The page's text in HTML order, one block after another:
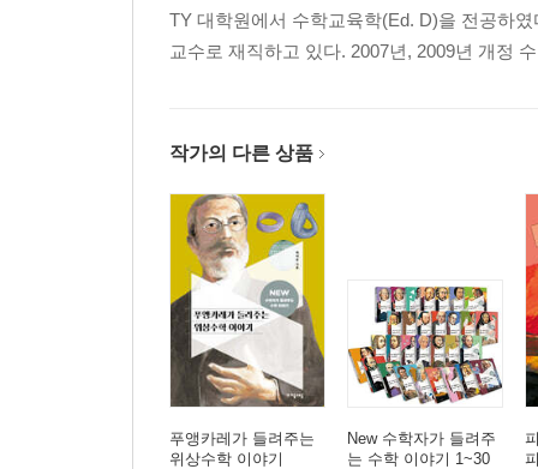
TY 대학원에서 수학교육학(Ed. D)을 전공하
교수로 재직하고 있다. 2007년, 2009년 개정
작가의 다른 상품
푸앵카레가 들려주는
위상수학 이야기
New 수학자가 들려주
는 수학 이야기 1~30